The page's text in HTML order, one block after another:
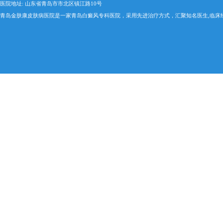
医院地址: 山东省青岛市市北区镇江路10号
青岛金肤康皮肤病医院是一家青岛白癜风专科医院，采用先进治疗方式，汇聚知名医生,临床